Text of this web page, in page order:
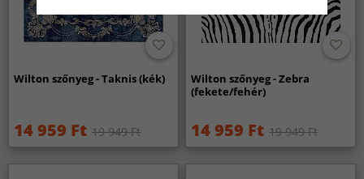
Wilton szőnyeg - Taknis (kék)
14 959 Ft 19 949 Ft
Wilton szőnyeg - Zebra
(fekete/fehér)
14 959 Ft 19 949 Ft